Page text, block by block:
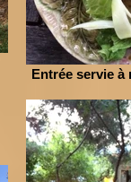
Entrée servie